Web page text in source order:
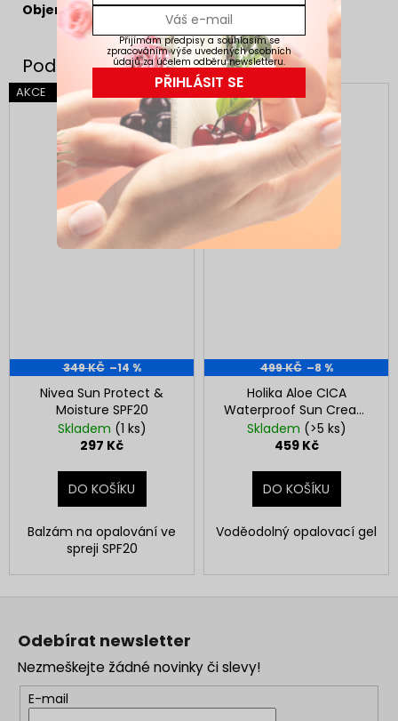
Objem:75ml
AKCE
349 KČ –14 %
Nivea Sun Protect &
Moisture SPF20
Skladem (1 ks)
297 Kč
DO KOŠÍKU
Balzám na opalování ve
spreji SPF20
AKCE
TIP
499 KČ –8 %
Holika Aloe CICA
Waterproof Sun Cream
SPF50+ 100 ml
Skladem (>5 ks)
459 Kč
DO KOŠÍKU
Voděodolný opalovací gel
Odebírat newsletter
Nezmeškejte žádné novinky či slevy!
E-mail
Přijímám předpisy a souhlasím se
zpracováním výše uvedených osobních
údajů za účelem odběru newsletteru.
PŘIHLÁSIT SE